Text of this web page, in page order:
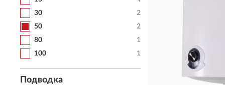
30
2
50
2
80
1
100
1
Подводка